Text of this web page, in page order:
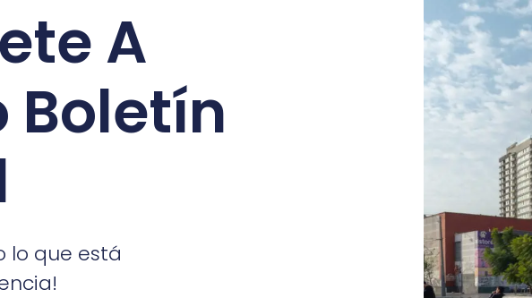
A
Boletín
lo que está